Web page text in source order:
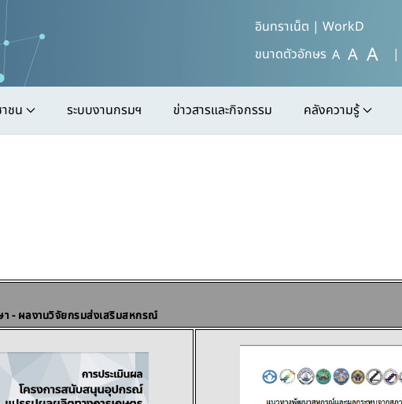
อินทราเน็ต | WorkD
ขนาดตัวอักษร A A A
ชน ระบบงานกรมฯ ข่าวสารและกิจกรรม คลังความรู้
า - ผลงานวิจัยกรมส่งเสริมสหกรณ์